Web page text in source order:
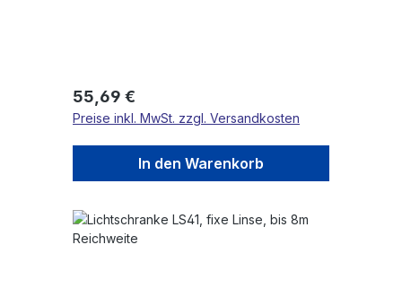
Regulärer Preis:
55,69 €
Preise inkl. MwSt. zzgl. Versandkosten
In den Warenkorb